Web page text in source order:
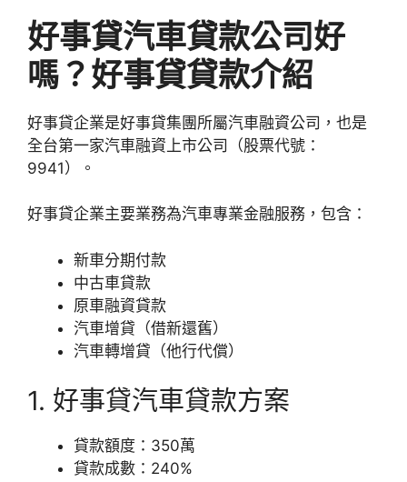
好事貸汽車貸款公司好
嗎？好事貸貸款介紹
好事貸企業是好事貸集團所屬汽車融資公司，也是
全台第一家汽車融資上市公司（股票代號：
9941）。
好事貸企業主要業務為汽車專業金融服務，包含：
新車分期付款
中古車貸款
原車融資貸款
汽車增貸（借新還舊）
汽車轉增貸（他行代償）
1. 好事貸汽車貸款方案
貸款額度：350萬
貸款成數：240%